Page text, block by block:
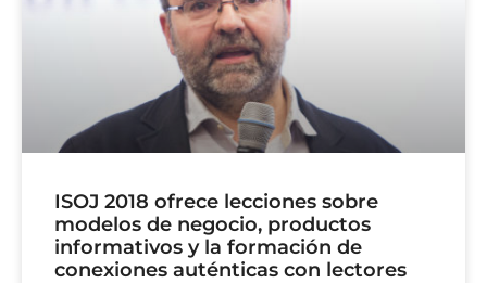
ISOJ 2018 ofrece lecciones sobre
modelos de negocio, productos
informativos y la formación de
conexiones auténticas con lectores